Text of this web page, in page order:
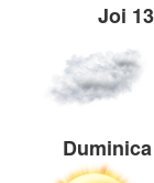
Joi